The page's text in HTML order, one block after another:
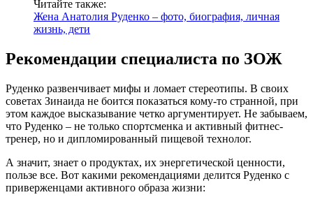
Читайте также:
Жена Анатолия Руденко – фото, биография, личная
жизнь, дети
Рекомендации специалиста по ЗОЖ
Руденко развенчивает мифы и ломает стереотипы. В своих
советах Зинаида не боится показаться кому-то странной, при
этом каждое высказывание четко аргументирует. Не забываем,
что Руденко – не только спортсменка и активный фитнес-
тренер, но и дипломированный пищевой технолог.
А значит, знает о продуктах, их энергетической ценности,
пользе все. Вот какими рекомендациями делится Руденко с
приверженцами активного образа жизни: